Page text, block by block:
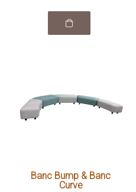
Banc Bump & Banc
Curve